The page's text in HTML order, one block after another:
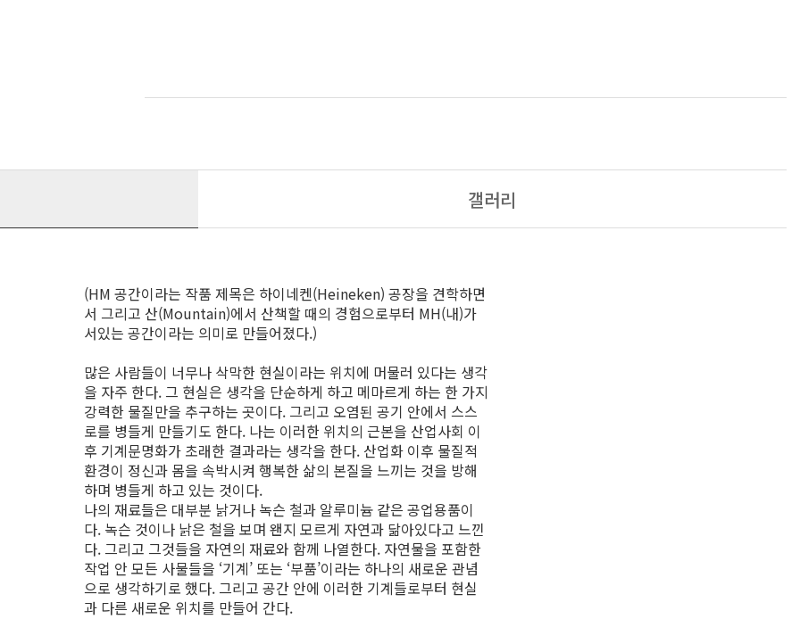
갤러리
(HM 공간이라는 작품 제목은 하이네켄(Heineken) 공장을 견학하면
서 그리고 산(Mountain)에서 산책할 때의 경험으로부터 MH(내)가
서있는 공간이라는 의미로 만들어졌다.)
많은 사람들이 너무나 삭막한 현실이라는 위치에 머물러 있다는 생각
을 자주 한다. 그 현실은 생각을 단순하게 하고 메마르게 하는 한 가지
강력한 물질만을 추구하는 곳이다. 그리고 오염된 공기 안에서 스스
로를 병들게 만들기도 한다. 나는 이러한 위치의 근본을 산업사회 이
후 기계문명화가 초래한 결과라는 생각을 한다. 산업화 이후 물질적
환경이 정신과 몸을 속박시켜 행복한 삶의 본질을 느끼는 것을 방해
하며 병들게 하고 있는 것이다.
나의 재료들은 대부분 낡거나 녹슨 철과 알루미늄 같은 공업용품이
다. 녹슨 것이나 낡은 철을 보며 왠지 모르게 자연과 닮아있다고 느낀
다. 그리고 그것들을 자연의 재료와 함께 나열한다. 자연물을 포함한
작업 안 모든 사물들을 ‘기계’ 또는 ‘부품’이라는 하나의 새로운 관념
으로 생각하기로 했다. 그리고 공간 안에 이러한 기계들로부터 현실
과 다른 새로운 위치를 만들어 간다.